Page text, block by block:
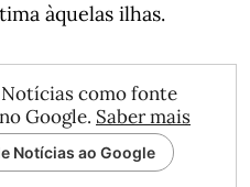
àquelas ilhas.
como fonte
Google. Saber mais
Notícias ao Google